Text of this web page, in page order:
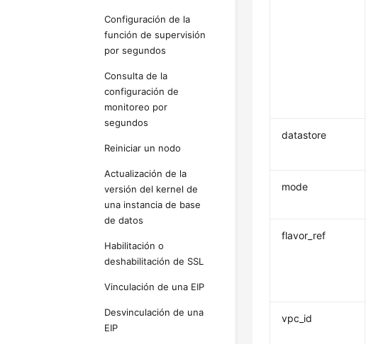
Configuración de la
función de supervisión
por segundos
Consulta de la
configuración de
monitoreo por
segundos
Reiniciar un nodo
Actualización de la
versión del kernel de
una instancia de base
de datos
Habilitación o
deshabilitación de SSL
Vinculación de una EIP
Desvinculación de una
EIP
datastore
mode
flavor_ref
vpc_id